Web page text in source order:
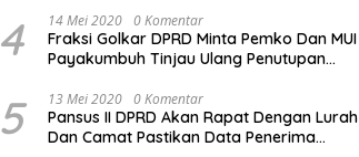
4 14 Mei 2020 0 Komentar
Fraksi Golkar DPRD Minta Pemko Dan MUI
Payakumbuh Tinjau Ulang Penutupan
5 13 Mei 2020 0 Komentar
Pansus II DPRD Akan Rapat Dengan Lurah
Dan Camat Pastikan Data Penerima